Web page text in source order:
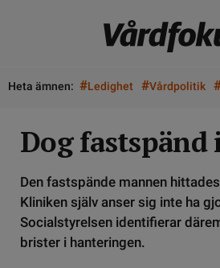
Heta ämnen: #Ledighet #Vårdpolitik
Dog fastspänd
Den fastspände mannen
Kliniken själv anser sig inte ha
Socialstyrelsen identifierar
brister i hanteringen.